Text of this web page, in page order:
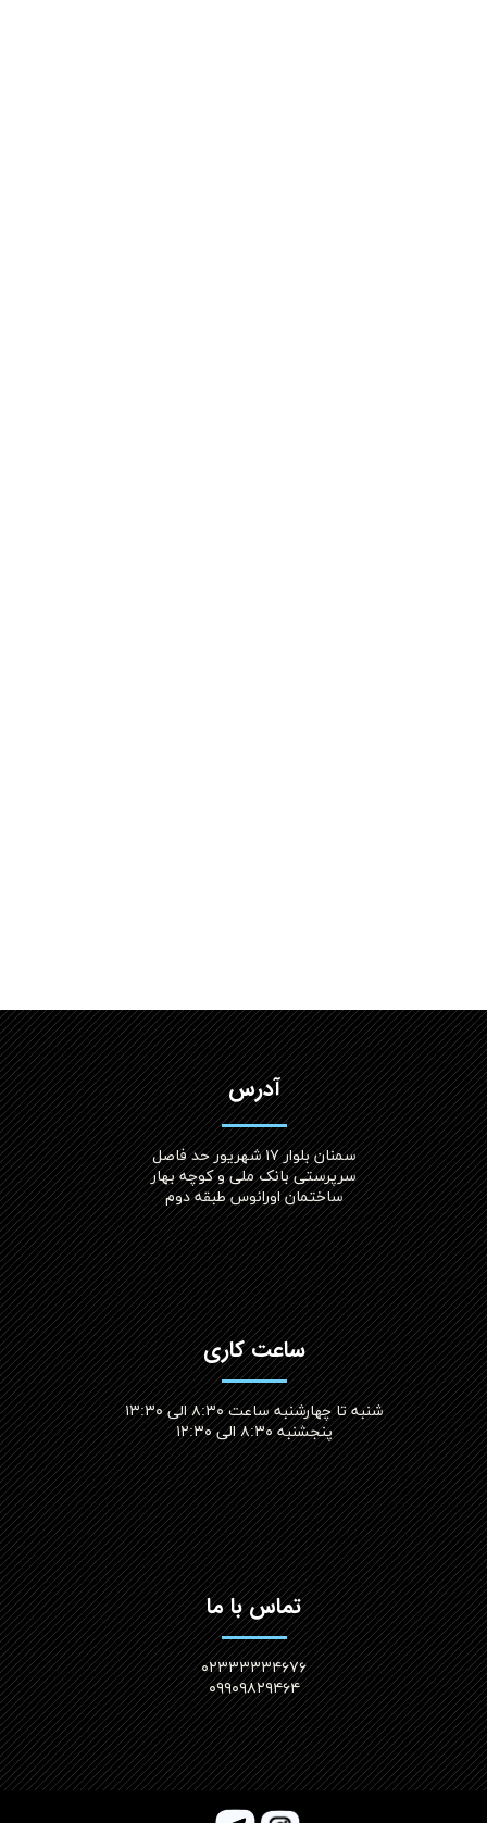
آدرس
سمنان بلوار ۱۷ شهریور حد فاصل
سرپرستی بانک ملی و کوچه بهار
ساختمان اورانوس طبقه دوم
ساعت کاری
شنبه تا چهارشنبه ساعت ۸:۳۰ الی ۱۳:۳۰
پنجشنبه ۸:۳۰ الی ۱۲:۳۰​​​​​​​
تماس با ما
۰۲۳۳۳۳۳۴۶۷۶
۰۹۹۰۹۸۲۹۴۶۴